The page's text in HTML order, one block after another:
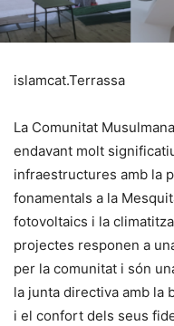
islamcat.Terrassa
La Comunitat
endavant molt
infraestructures amb la
fonamentals a la
fotovoltaics i la
projectes responen a
per la comunitat i són
la junta directiva amb la
i el confort dels seus